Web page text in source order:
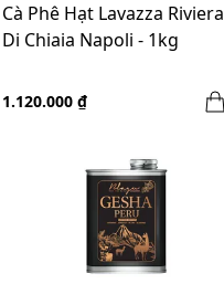
Cà Phê Hạt Lavazza Riviera
Di Chiaia Napoli - 1kg
1.120.000 ₫